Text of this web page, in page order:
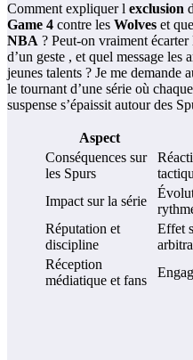
Comment expliquer l exclusion
Game 4 contre les Wolves et
NBA ? Peut-on vraiment
d’un geste , et quel message
jeunes talents ? Je me demande
le tournant d’une série où
suspense s’épaissit autour des
Aspect
Conséquences sur
les Spurs
Impact sur la série
Réputation et
discipline
Effet
Réception
médiatique et fans